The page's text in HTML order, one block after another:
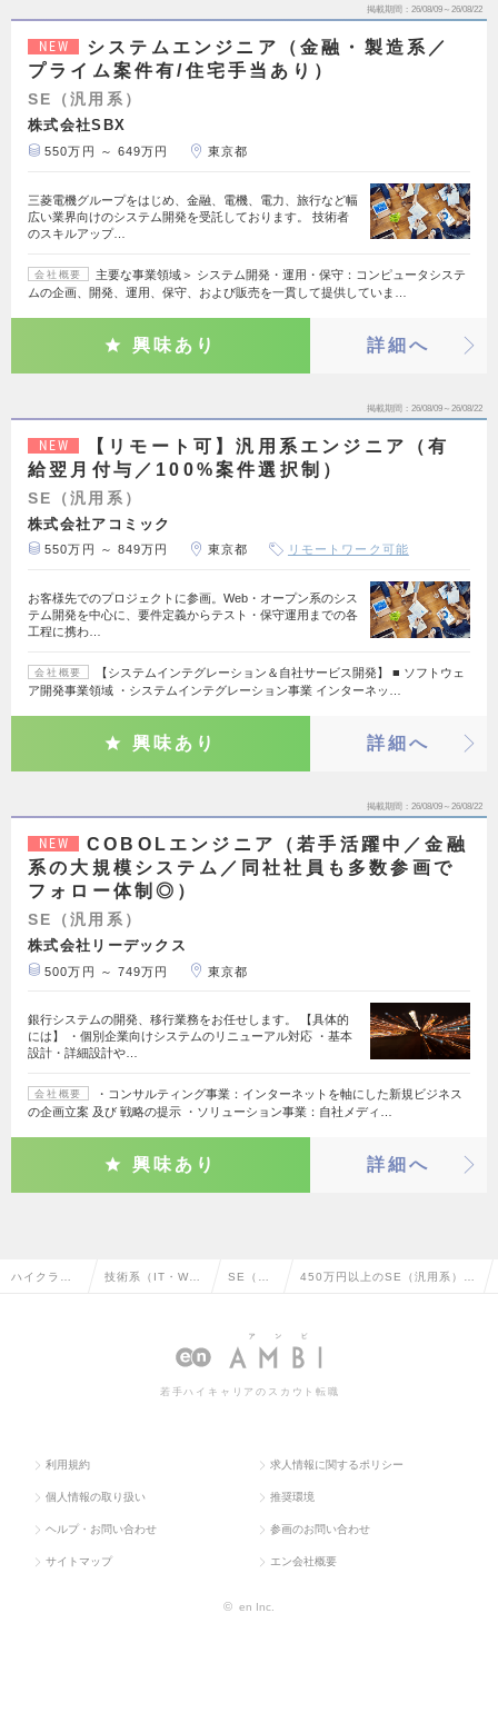
掲載期間 26/08/09～26/08/22
NEW
システムエンジニア（金融・製造系／
プライム案件有/住宅手当あり）
SE（汎用系）
株式会社SBX
550万円 ～ 649万円 東京都
三菱電機グループをはじめ、金融、電機、電力、旅行など幅
広い業界向けのシステム開発を受託しております。 技術者
のスキルアップ…
会社概要
主要な事業領域＞ システム開発・運用・保守：コンピュータシステ
ムの企画、開発、運用、保守、および販売を一貫して提供していま…
興味あり 詳細へ
掲載期間 26/08/09～26/08/22
NEW
【リモート可】汎用系エンジニア（有
給翌月付与／100%案件選択制）
SE（汎用系）
株式会社アコミック
550万円 ～ 849万円 東京都 リモートワーク可能
お客様先でのプロジェクトに参画。Web・オープン系のシス
テム開発を中心に、要件定義からテスト・保守運用までの各
工程に携わ…
会社概要
【システムインテグレーション＆自社サービス開発】 ■ ソフトウェ
ア開発事業領域 ・システムインテグレーション事業 インターネッ…
興味あり 詳細へ
掲載期間 26/08/09～26/08/22
NEW
COBOLエンジニア（若手活躍中／金融
系の大規模システム／同社社員も多数参画で
フォロー体制◎）
SE（汎用系）
株式会社リーデックス
500万円 ～ 749万円 東京都
銀行システムの開発、移行業務をお任せします。 【具体的
には】 ・個別企業向けシステムのリニューアル対応 ・基本
設計・詳細設計や…
会社概要
・コンサルティング事業：インターネットを軸にした新規ビジネス
の企画立案 及び 戦略の提示 ・ソリューション事業：自社メディ…
興味あり 詳細へ
ハイクラス 技術系（IT・We SE（汎 450万円以上のSE（汎用系）の
若手ハイキャリアのスカウト転職
利用規約 求人情報に関するポリシー
個人情報の取り扱い 推奨環境
ヘルプ・お問い合わせ 参画のお問い合わせ
サイトマップ エン会社概要
© en Inc.